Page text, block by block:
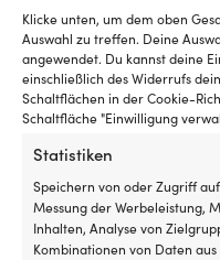
Klicke unten, um dem oben
Auswahl zu treffen. Deine
angewendet. Du kannst deine
einschließlich des Widerrufs
Schaltflächen in der Cookie-
Schaltfläche "Einwilligung
Statistiken
Speichern von oder Zugriff
Messung der Werbeleistung,
Inhalten, Analyse von
Kombinationen von Daten